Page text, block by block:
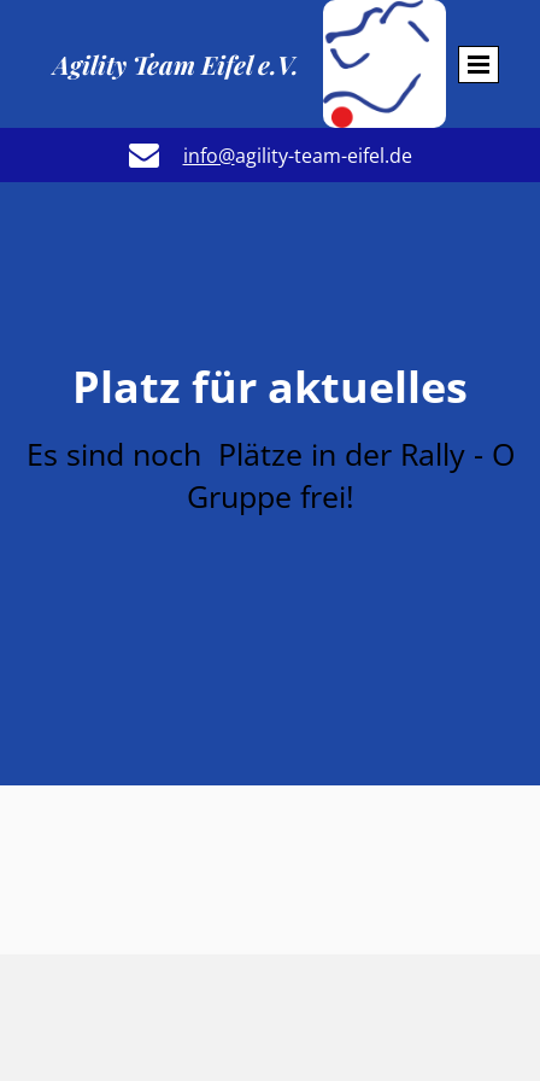
Agility Team Eifel e.V.
 info@agility-team-eifel.de
Platz für aktuelles
Es sind noch Plätze in der Rally - O
Gruppe frei!